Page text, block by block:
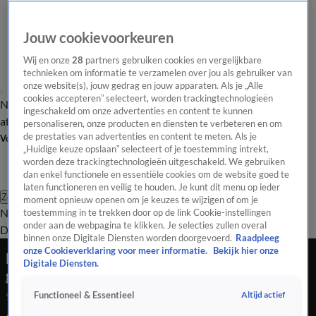
Nieuws van de DagOpinie van de Dag Onze categorieën Laatste
afleveringVideo's Nieuws van de Dag Podcast
Volg Nieuws van de Dag
Zoeken
Nieuws van de DagOpinie van de
Dag
Video'sUitzendingen PodcastPanelContact
Rusland viert overwinning op Nazi-Duitsland
groots en meeslepend
9 mei 2025, 18:53
Jouw cookievoorkeuren
Wij en onze28 partners gebruiken cookies en vergelijkbare
technieken om informatie te verzamelen over jou als gebruiker van
onze website(s), jouw gedrag en jouw apparaten. Als je „Alle
cookies accepteren” selecteert, worden trackingtechnologieën
ingeschakeld om onze advertenties en content te kunnen
personaliseren, onze producten en diensten te verbeteren en om
de prestaties van advertenties en content te meten. Als je
„Huidige keuze opslaan” selecteert of je toestemming intrekt,
worden deze trackingtechnologieën uitgeschakeld. We gebruiken
dan enkel functionele en essentiële cookies om de website goed te
laten functioneren en veilig te houden. Je kunt dit menu op ieder
moment opnieuw openen om je keuzes te wijzigen of om je
toestemming in te trekken door op de link Cookie-instellingen
onder aan de webpagina te klikken. Je selecties zullen overal
binnen onze Digitale Diensten worden doorgevoerd. Raadpleeg
onze Cookieverklaring voor meer informatie.
Bekijk hier onze
Digitale Diensten.
Functioneel & Essentieel Altijd actief